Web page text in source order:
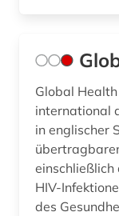
Global
international
in englischer
einschließlich
HIV-
des